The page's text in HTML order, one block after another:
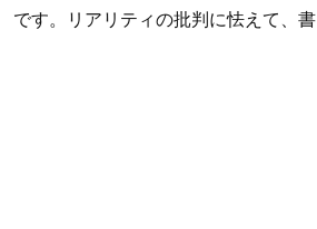
です。リアリティの批判に怯えて、書